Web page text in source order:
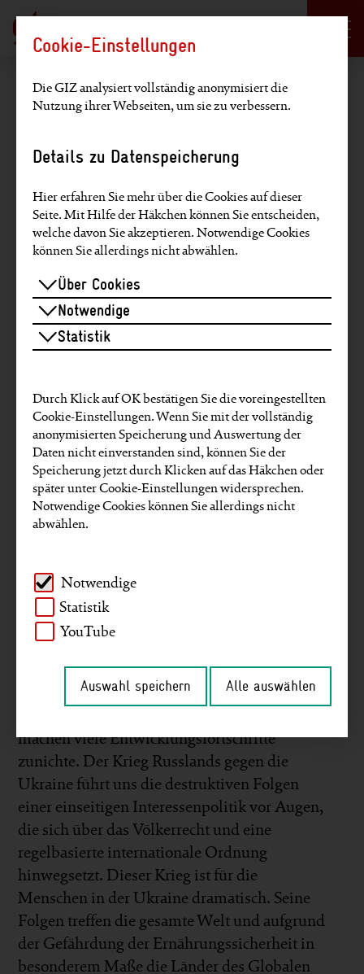
Sprachauswahl
Sie befinden sich hier:
Home >Über die GIZ >
Grußwort des Aufsichtsratsvorsitzenden
Grußwort des
Aufsichtsratsvorsitzenden
Liebe Leserinnen und Leser,
dieser Bericht erscheint zur Halbzeit der
Agenda 2030 für nachhaltige Entwicklung.
2015 auf 17 Ziele zur gemeinsamen
Gestaltung einer besseren und gerechteren
Welt verständigt. Im selben Jahr hat sich die
Mehrheit der Staaten im Pariser
Klimaabkommen dazu verpflichtet, die
Erderwärmung auf deutlich unter 2 Grad,
Acht Jahre später fällt die Zwischenbilanz
nicht gut aus. Wir sind als Weltgemeinschaft
weit von der Erreichung der meisten dieser
Ziele entfernt. Globale Krisen wie die Covid-
19-Pandemie und die zunehmenden
machen viele Entwicklungsfortschritte
zunichte. Der Krieg Russlands gegen die
Ukraine führt uns die destruktiven Folgen
einer einseitigen Interessenpolitik vor Augen,
die sich über das Völkerrecht und eine
regelbasierte internationale Ordnung
hinwegsetzt. Dieser Krieg ist für die
Menschen in der Ukraine dramatisch. Seine
Folgen treffen die gesamte Welt und aufgrund
der Gefährdung der Ernährungssicherheit in
besonderem Maße die Länder des Globalen
Cookie-Einstellungen
Die GIZ analysiert vollständig anonymisiert die
Nutzung ihrer Webseiten, um sie zu verbessern.
Details zu Datenspeicherung
Hier erfahren Sie mehr über die Cookies auf dieser
Seite. Mit Hilfe der Häkchen können Sie entscheiden,
welche davon Sie akzeptieren. Notwendige Cookies
können Sie allerdings nicht abwählen.
Über Cookies
Notwendige
Statistik
Durch Klick auf OK bestätigen Sie die voreingestellten
Cookie-Einstellungen. Wenn Sie mit der vollständig
anonymisierten Speicherung und Auswertung der
Daten nicht einverstanden sind, können Sie der
Speicherung jetzt durch Klicken auf das Häkchen oder
später unter Cookie-Einstellungen widersprechen.
Notwendige Cookies können Sie allerdings nicht
abwählen.
Notwendige
Statistik
YouTube
Auswahl speichern Alle auswählen